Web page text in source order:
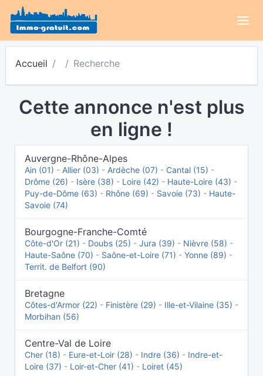
Accueil Recherche
Cette annonce n'est plus
en ligne !
Auvergne-Rhône-Alpes
Ain (01) - Allier (03) - Ardèche (07) - Cantal (15) -
Drôme (26) - Isère (38) - Loire (42) - Haute-Loire (43) -
Puy-de-Dôme (63) - Rhône (69) - Savoie (73) - Haute-
Savoie (74)
Bourgogne-Franche-Comté
Côte-d'Or (21) - Doubs (25) - Jura (39) - Nièvre (58) -
Haute-Saône (70) - Saône-et-Loire (71) - Yonne (89) -
Territ. de Belfort (90)
Bretagne
Côtes-d'Armor (22) - Finistère (29) - Ille-et-Vilaine (35) -
Morbihan (56)
Centre-Val de Loire
Cher (18) - Eure-et-Loir (28) - Indre (36) - Indre-et-
Loire (37) - Loir-et-Cher (41) - Loiret (45)